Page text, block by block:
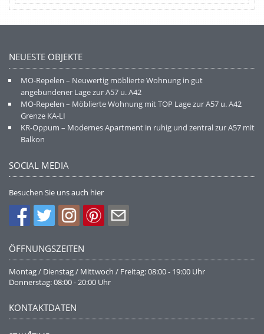
NEUESTE OBJEKTE
MO-Repelen – Neuwertig möblierte Wohnung in gut
angebundener Lage zur A57 u. A42
MO-Repelen – Möblierte Wohnung mit TOP Lage zur A57 u. A42
Grenze KA-LI
KR-Oppum – Modernes Apartment in ruhig und zentral zur A57 mit
Balkon
SOCIAL MEDIA
Besuchen Sie uns auch hier
ÖFFNUNGSZEITEN
Montag / Dienstag / Mittwoch / Freitag: 08:00 - 19:00 Uhr
Donnerstag: 08:00 - 20:00 Uhr
KONTAKTDATEN